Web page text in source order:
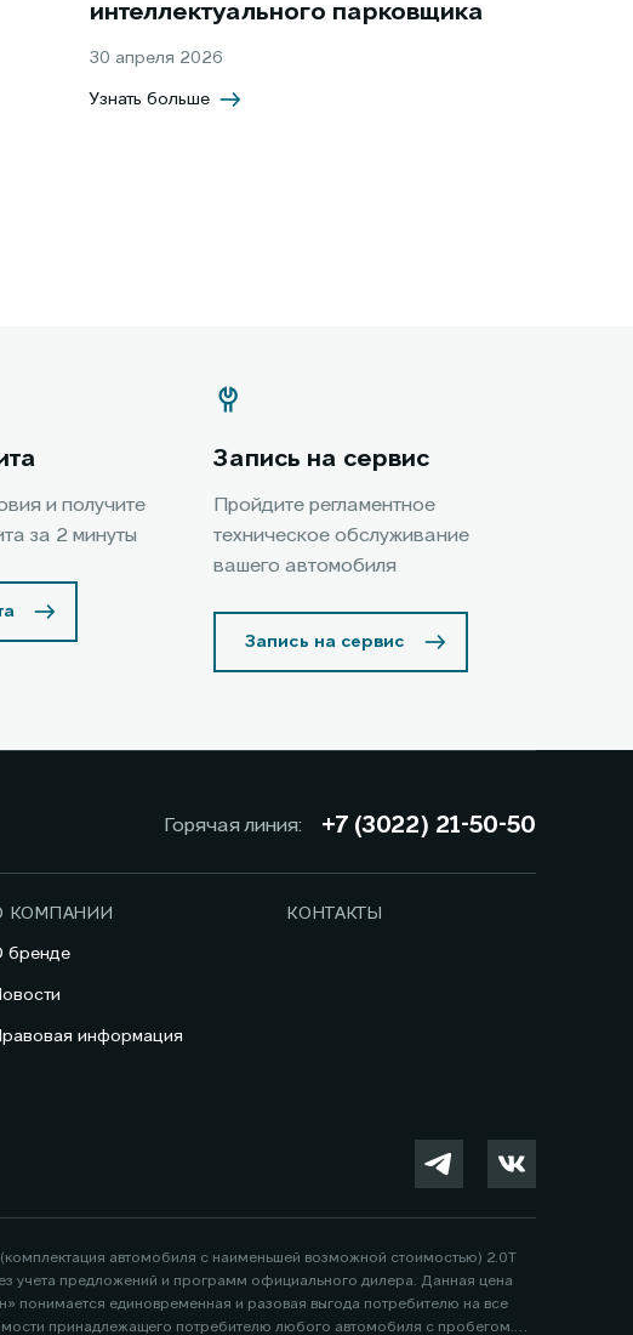
интеллектуального парковщика
30 апреля 2026
Узнать больше
и получите
за 2 минуты
Запись на сервис
Пройдите регламентное
техническое обслуживание
вашего автомобиля
Запись на сервис
Горячая линия: +7 (3022) 21-50-50
КОМПАНИИ
бренде
Правовая информация
КОНТАКТЫ
автомобиля с наименьшей возможной стоимостью) 2.0Т
учета предложений и программ официального дилера. Данная цена
понимается единовременная и разовая выгода потребителю на все
принадлежащего потребителю любого автомобиля с пробегом.